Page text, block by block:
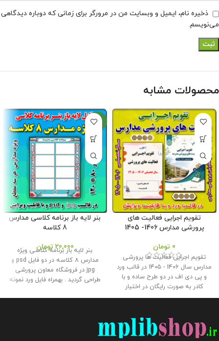
ذخیره نام، ایمیل و وبسایت من در مرورگر برای زمانی که دوباره دیدگاهی
می‌نویسم.
محصولات مشابه
تقویم اجرایی فعالیت های
پرورشی مدارس 1406- 1405
0 تومان
تقویم اجرایی فعالیت ها پرورشی
مدارس سال 1406 - 1405 در قالب ورد
و پی دی اف در دو طرح ساده و با
کادر به صورت رایگان در اختیار
همکاران قرار گرفته است . طراح :
معاون پرورشی حجم : 6 مگابایت
کلیه حقوق این برنامه متعلق به
فروشگاه معاون پرورشی می باشد و
جدید
بنر لایه باز برنامه کلاسی مدارس
8 کلاسه
20,000 تومان
بنر لایه باز برنامه کلاسی ویژه
مدارس 8 کلاسه در دو فایل psd و
jpg در فروشگاه معاون پرورشی
طراحی گردید . بهمراه فایل ورد نمونه
کاغذ . حجم فايل : 23 مگابايت اندازه